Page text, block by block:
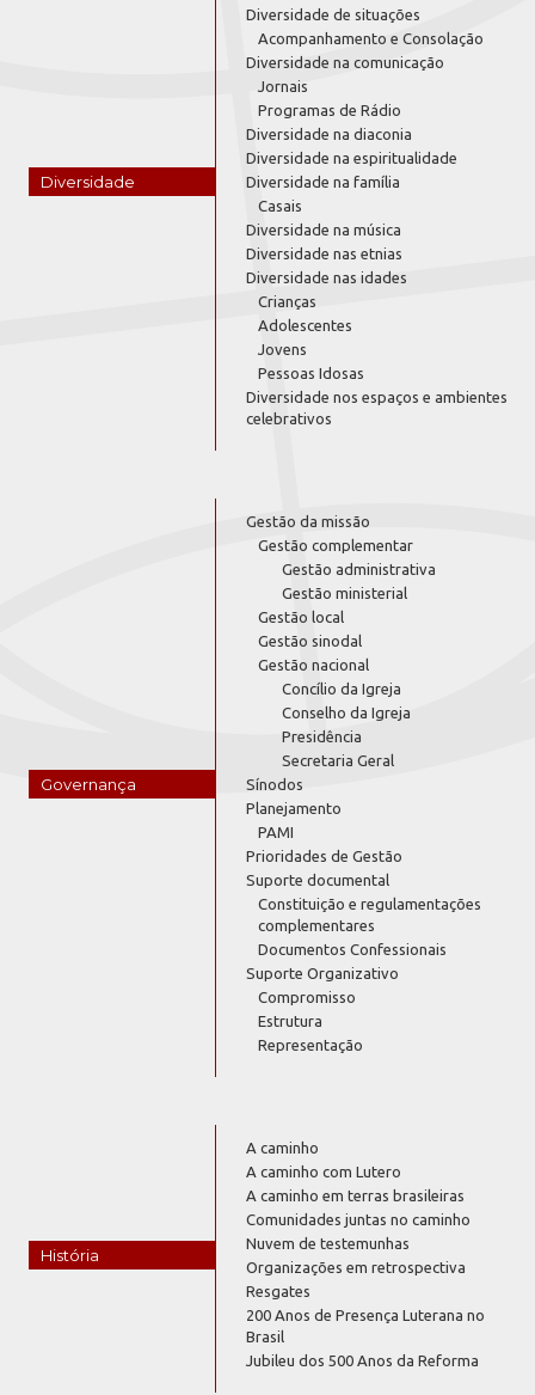
Diversidade
Diversidade de situações
Acompanhamento e Consolação
Diversidade na comunicação
Jornais
Programas de Rádio
Diversidade na diaconia
Diversidade na espiritualidade
Diversidade na família
Casais
Diversidade na música
Diversidade nas etnias
Diversidade nas idades
Crianças
Adolescentes
Jovens
Pessoas Idosas
Diversidade nos espaços e ambientes
celebrativos
Governança
Gestão da missão
Gestão complementar
Gestão administrativa
Gestão ministerial
Gestão local
Gestão sinodal
Gestão nacional
Concílio da Igreja
Conselho da Igreja
Presidência
Secretaria Geral
Sínodos
Planejamento
PAMI
Prioridades de Gestão
Suporte documental
Constituição e regulamentações
complementares
Documentos Confessionais
Suporte Organizativo
Compromisso
Estrutura
Representação
História
A caminho
A caminho com Lutero
A caminho em terras brasileiras
Comunidades juntas no caminho
Nuvem de testemunhas
Organizações em retrospectiva
Resgates
200 Anos de Presença Luterana no
Brasil
Jubileu dos 500 Anos da Reforma